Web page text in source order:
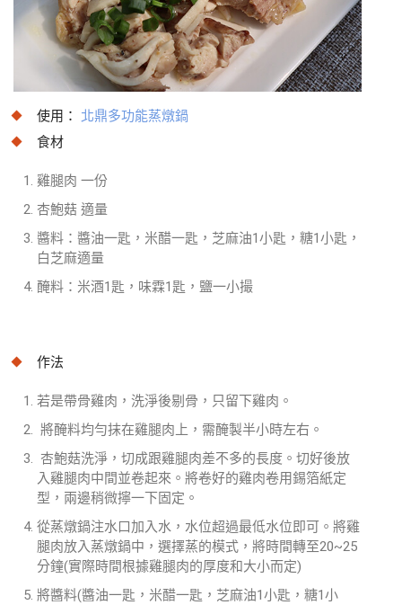
使用： 北鼎多功能蒸燉鍋
食材
雞腿肉 一份
杏鮑菇 適量
醬料：醬油一匙，米醋一匙，芝麻油1小匙，糖1小匙，
白芝麻適量
醃料：米酒1匙，味霖1匙，鹽一小撮
作法
若是帶骨雞肉，洗淨後剔骨，只留下雞肉。
將醃料均勻抹在雞腿肉上，需醃製半小時左右。
杏鮑菇洗淨，切成跟雞腿肉差不多的長度。切好後放
入雞腿肉中間並卷起來。將卷好的雞肉卷用錫箔紙定
型，兩邊稍微擰一下固定。
從蒸燉鍋注水口加入水，水位超過最低水位即可。將雞
腿肉放入蒸燉鍋中，選擇蒸的模式，將時間轉至20~25
分鐘(實際時間根據雞腿肉的厚度和大小而定)
將醬料(醬油一匙，米醋一匙，芝麻油1小匙，糖1小